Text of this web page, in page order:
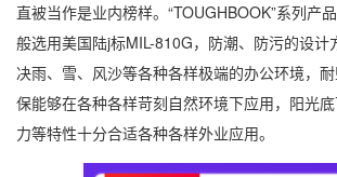
直被当作是业内榜样。“TOUGHBOOK”系列产
般选用美国陆j标MIL-810G，防潮、防污的设计
决雨、雪、风沙等各种各样极端的办公环境，
保能够在各种各样苛刻自然环境下应用，阳光
力等特性十分合适各种各样外业应用。